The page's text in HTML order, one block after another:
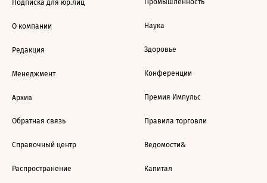
Подписка для юр.лиц
О компании
Редакция
Менеджмент
Архив
Обратная связь
Справочный центр
Распространение
Промышленность
Наука
Здоровье
Конференции
Премия Импульс
Правила торговли
Ведомости&
Капитал